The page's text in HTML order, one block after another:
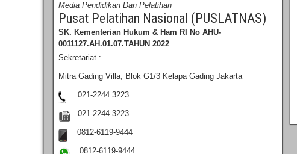
Media Pendidikan Dan Pelatihan
Pusat Pelatihan Nasional (PUSLATNAS)
SK. Kementerian Hukum & Ham RI
No AHU-
0011127.AH.01.07.TAHUN 2022
Sekretariat :
Mitra Gading Villa, Blok G1/3 Kelapa Gading Jakarta
021-2244.3223
021-2244.3223
0812-6119-9444
0812-6119-9444